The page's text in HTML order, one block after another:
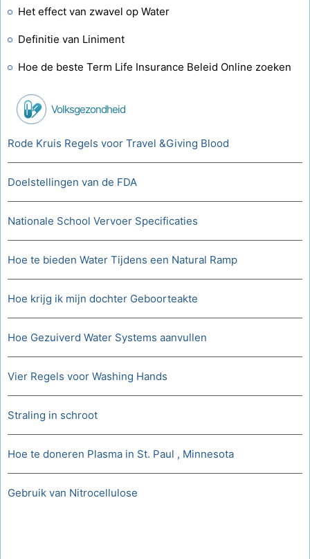
Het effect van zwavel op Water
Definitie van Liniment
Hoe de beste Term Life Insurance Beleid Online zoeken
Volksgezondheid
Rode Kruis Regels voor Travel &Giving Blood
Doelstellingen van de FDA
Nationale School Vervoer Specificaties
Hoe te bieden Water Tijdens een Natural Ramp
Hoe krijg ik mijn dochter Geboorteakte
Hoe Gezuiverd Water Systems aanvullen
Vier Regels voor Washing Hands
Straling in schroot
Hoe te doneren Plasma in St. Paul , Minnesota
Gebruik van Nitrocellulose